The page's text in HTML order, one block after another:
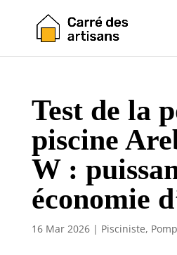
Test de la
piscine
W :
économie
16 Mar 2026| Pisciniste,